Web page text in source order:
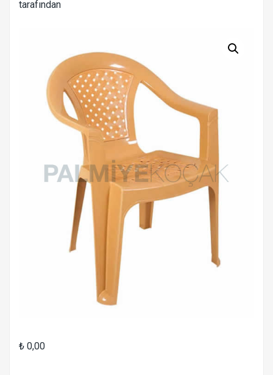
tarafından
₺ 0,00